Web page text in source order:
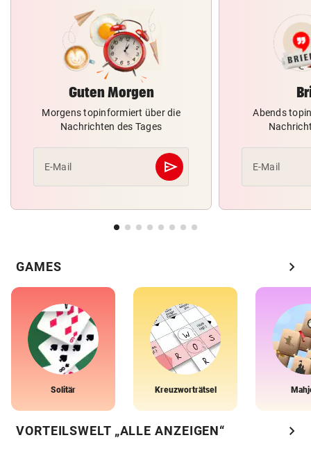
Guten Morgen
Morgens topinformiert über die
Nachrichten des Tages
E-Mail send
Abschicken
Abends
E-Mail
GAMES chevron_right
Solitär Kreuzworträtsel
VORTEILSWELT „ALLE ANZEIGEN“ chevron_right